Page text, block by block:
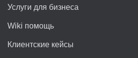
Услуги для бизнеса
Wiki помощь
Клиентские кейсы